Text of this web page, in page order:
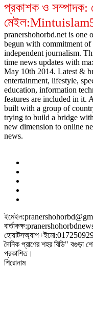
প্রকাশক ও সম্পাদক:
pranershohorbd.net is one
begun with commitment of
independent journalism.
time news updates with
May 10th 2014. Latest &
entertainment, lifestyle,
education, information
features are included in it.
built with a group of
trying to build a bridge
new dimension to online
news.
দৈনিক প্রাণের শহর বিডি" বগুড়া
প্রকাশিত।
শিরোনাম